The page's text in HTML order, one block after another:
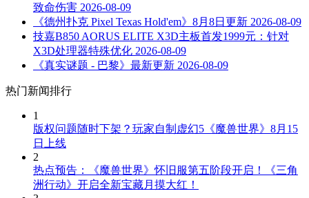
致命伤害 2026-08-09
《德州扑克 Pixel Texas Hold'em》8月8日更新 2026-08-09
技嘉B850 AORUS ELITE X3D主板首发1999元：针对
X3D处理器特殊优化 2026-08-09
《真实谜题 - 巴黎》最新更新 2026-08-09
热门新闻排行
1
版权问题随时下架？玩家自制虚幻5《魔兽世界》8月15
日上线
2
热点预告：《魔兽世界》怀旧服第五阶段开启！《三角
洲行动》开启全新宝藏月摸大红！